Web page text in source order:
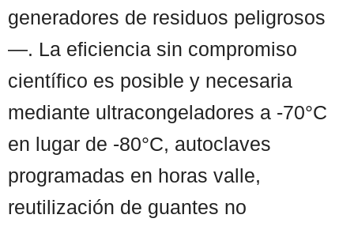
generadores de residuos peligrosos
—. La eficiencia sin compromiso
científico es posible y necesaria
mediante ultracongeladores a -70°C
en lugar de -80°C, autoclaves
programadas en horas valle,
reutilización de guantes no